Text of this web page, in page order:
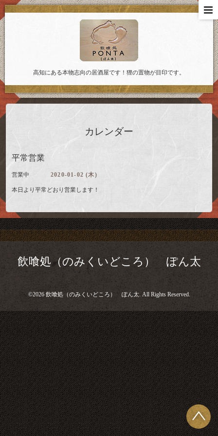
高知にある本物志向の居酒屋です！狸の置物が目印です。
カレンダー
平常営業
営業中 2020-01-02 (木)
本日より平常どおり営業します！
飲喰処（のみくいどころ） ぽん太
©2026 飲喰処（のみくいどころ） ぽん太. All Rights Reserved.